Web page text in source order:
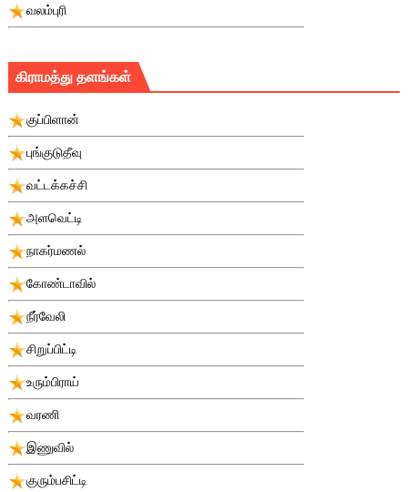
வலம்புரி
கிராமத்து தளங்கள்
குப்பிளான்
புங்குடுதீவு
வட்டக்கச்சி
அளவெட்டி
நாகர்மணல்
கோண்டாவில்
நீர்வேலி
சிறுப்பிட்டி
உரும்பிராய்
வரணி
இணுவில்
குரும்பசிட்டி